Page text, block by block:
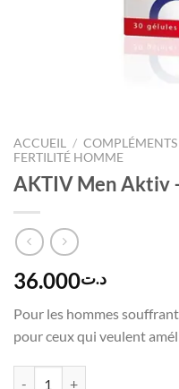
ACCUEIL /
FERTILITÉ HOMME
AKTIV Men Aktiv
د.ت36.000
Pour les hommes
pour ceux qui veulent